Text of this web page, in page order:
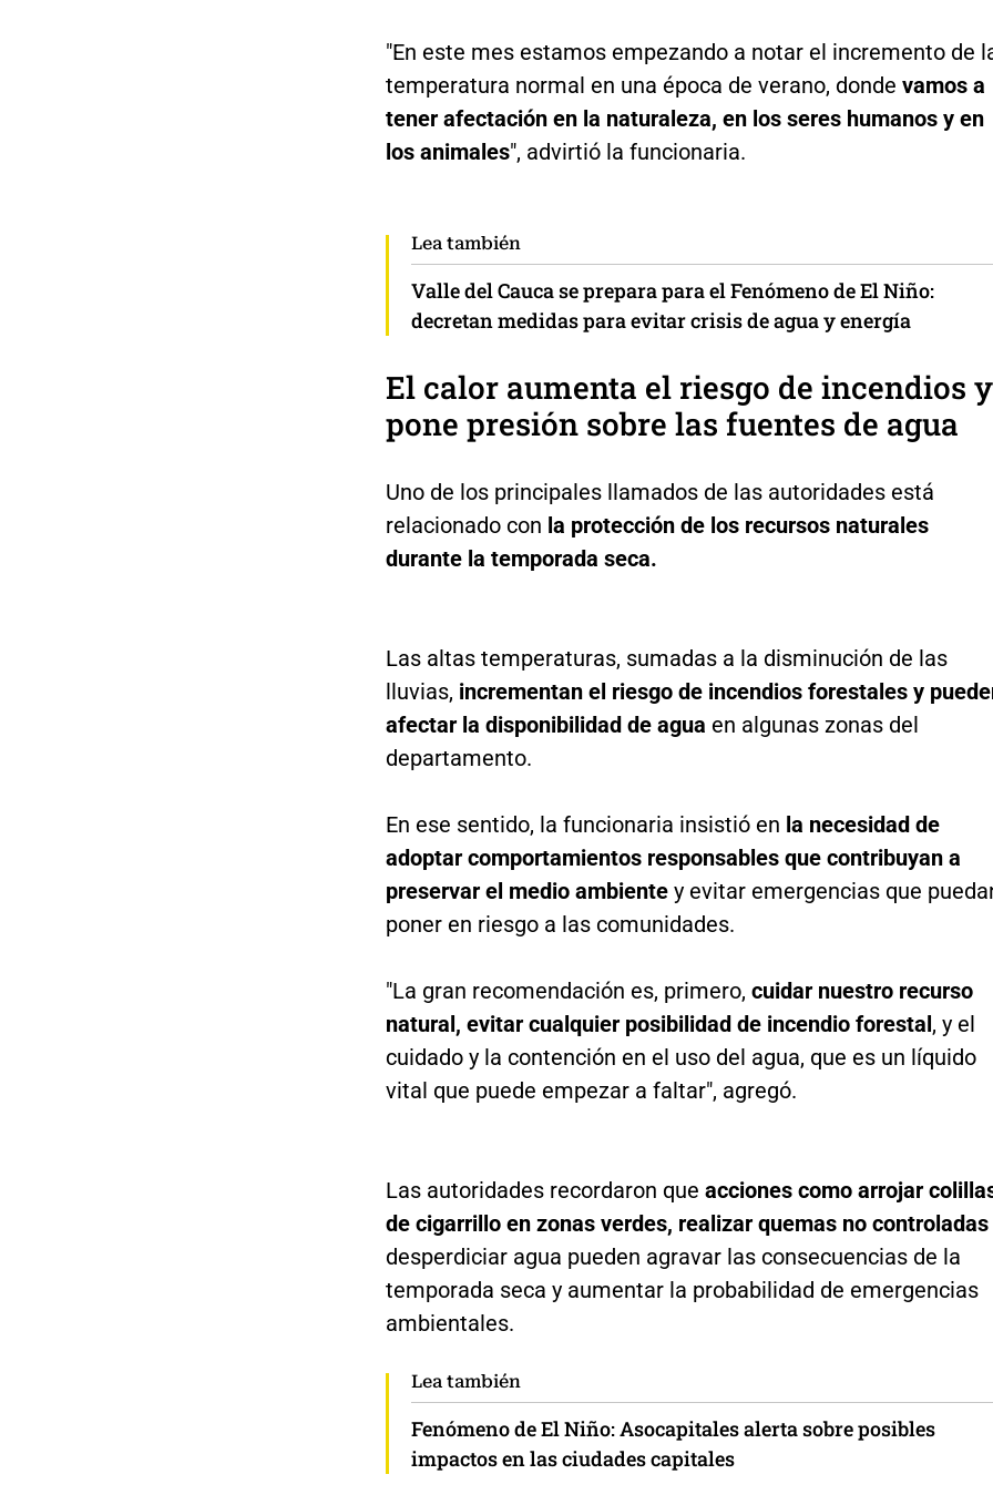
"En este mes estamos empezando a notar el incremento de
temperatura normal en una época de verano, donde vamos a
tener afectación en la naturaleza, en los seres humanos y en
los animales", advirtió la funcionaria.
Lea también
Valle del Cauca se prepara para el Fenómeno de El Niño:
decretan medidas para evitar crisis de agua y energía
El calor aumenta el riesgo de incendios y
pone presión sobre las fuentes de agua
Uno de los principales llamados de las autoridades está
relacionado con la protección de los recursos naturales
durante la temporada seca.
Las altas temperaturas, sumadas a la disminución de las
lluvias, incrementan el riesgo de incendios forestales y
afectar la disponibilidad de agua en algunas zonas del
departamento.
En ese sentido, la funcionaria insistió en la necesidad de
adoptar comportamientos responsables que contribuyan a
preservar el medio ambiente y evitar emergencias que
poner en riesgo a las comunidades.
"La gran recomendación es, primero, cuidar nuestro recurso
natural, evitar cualquier posibilidad de incendio forestal, y el
cuidado y la contención en el uso del agua, que es un líquido
vital que puede empezar a faltar", agregó.
Las autoridades recordaron que acciones como arrojar
de cigarrillo en zonas verdes, realizar quemas no controladas
desperdiciar agua pueden agravar las consecuencias de la
temporada seca y aumentar la probabilidad de emergencias
ambientales.
Lea también
Fenómeno de El Niño: Asocapitales alerta sobre posibles
impactos en las ciudades capitales